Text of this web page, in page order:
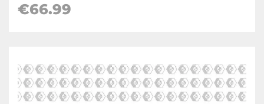
€66.99